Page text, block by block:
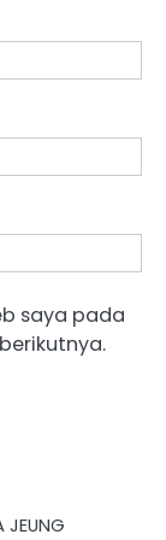
saya pada
JEUNG